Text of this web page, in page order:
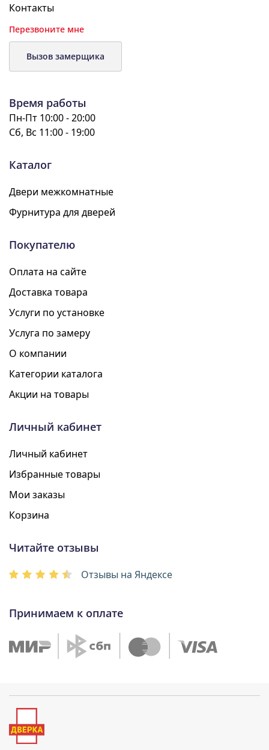
Контакты
Перезвоните мне
Вызов замерщика
Время работы
Пн-Пт 10:00 - 20:00
Сб, Вс 11:00 - 19:00
Каталог
Двери межкомнатные
Фурнитура для дверей
Покупателю
Оплата на сайте
Доставка товара
Услуги по установке
Услуга по замеру
О компании
Категории каталога
Акции на товары
Личный кабинет
Личный кабинет
Избранные товары
Мои заказы
Корзина
Читайте отзывы
Отзывы на Яндексе
Принимаем к оплате